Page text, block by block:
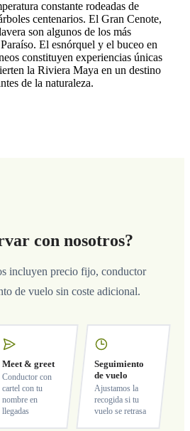
constante rodeadas de
centenarios. El Gran Cenote,
son algunos de los más
El esnórquel y el buceo en
constituyen experiencias únicas
la Riviera Maya en un destino
de la naturaleza.
con nosotros?
incluyen precio fijo, conductor
de vuelo sin coste adicional.
Meet & greet
Conductor con
cartel con tu
nombre en
llegadas
Seguimiento
de vuelo
Ajustamos la
recogida si tu
vuelo se retrasa